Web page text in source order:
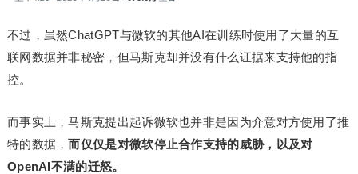
不过，虽然ChatGPT与微软的其他AI在训练时使用了大量的互
联网数据并非秘密，但马斯克却并没有什么证据来支持他的指
控。
而事实上，马斯克提出起诉微软也并非是因为介意对方使用了推
特的数据，而仅仅是对微软停止合作支持的威胁，以及对
OpenAI不满的迁怒。